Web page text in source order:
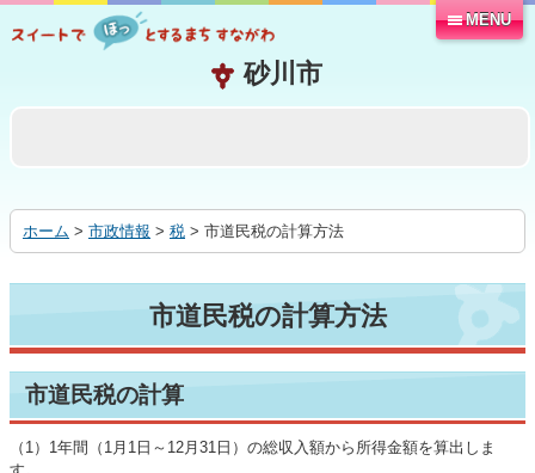
る
MENU
ホーム > 市政情報 > 税 > 市道民税の計算方法
市道民税の計算方法
市道民税の計算
（1）1年間（1月1日～12月31日）の総収入額から所得金額を算出しま